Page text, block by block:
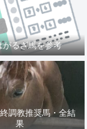
がるざ馬を参考
調教推奨馬・全結
果